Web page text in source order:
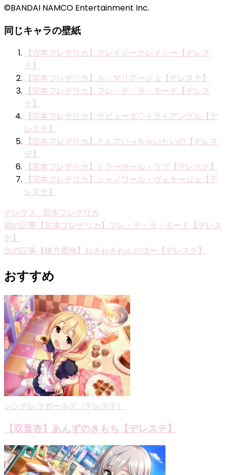
©BANDAI NAMCO Entertainment Inc.
同じキャラの壁紙
【宮本フレデリカ】クレイジークレイジー【デレス
テ】
【宮本フレデリカ】ル・マリアージュ【デレステ】
【宮本フレデリカ】フレ・デ・ラ・モード【デレス
テ】
【宮本フレデリカ】ラビューダ♡トライアングル【デ
レステ】
【宮本フレデリカ】とんでいっちゃいたいの【デレス
テ】
【宮本フレデリカ】ミラーボール・ラブ【デレステ】
【宮本フレデリカ】シャノワール・ヴォヤージュ【デ
レステ】
デレマス_宮本フレデリカ
投
稿
ビ
ゲ
ー
シ
ョ
ン
前の記事 【宮本フレデリカ】フレ・デ・ラ・モード【デレス
テ】
次の記事 【棟方愛海】わきわきわんだほー【デレステ】
おすすめ
シンデレラガールズ（デレステ）
【双葉杏】あんずのきもち【デレステ】